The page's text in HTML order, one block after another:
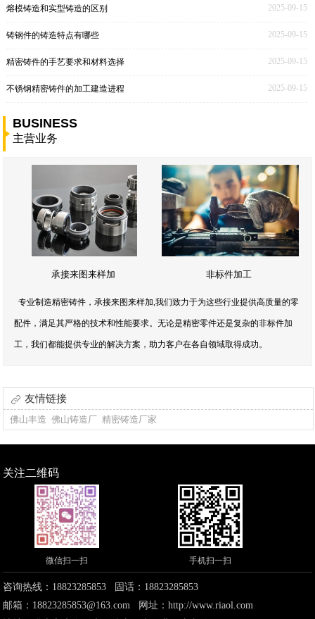
2025-09-15
熔模铸造和实型铸造的区别
2025-09-15
铸钢件的铸造特点有哪些
2025-09-15
精密铸件的手艺要求和材料选择
2025-09-15
不锈钢精密铸件的加工建造进程
BUSINESS
主营业务
承接来图来样加 非标件加工
专业制造精密铸件，承接来图来样加,我们致力于为这些行业提供高质量的零
配件，满足其严格的技术和性能要求。无论是精密零件还是复杂的非标件加
工，我们都能提供专业的解决方案，助力客户在各自领域取得成功。
友情链接
佛山丰造 佛山铸造厂 精密铸造厂家
关注二维码
微信扫一扫 手机扫一扫
咨询热线：18823285853 固话：18823285853
邮箱：18823285853@163.com 网址：http://www.riaol.com